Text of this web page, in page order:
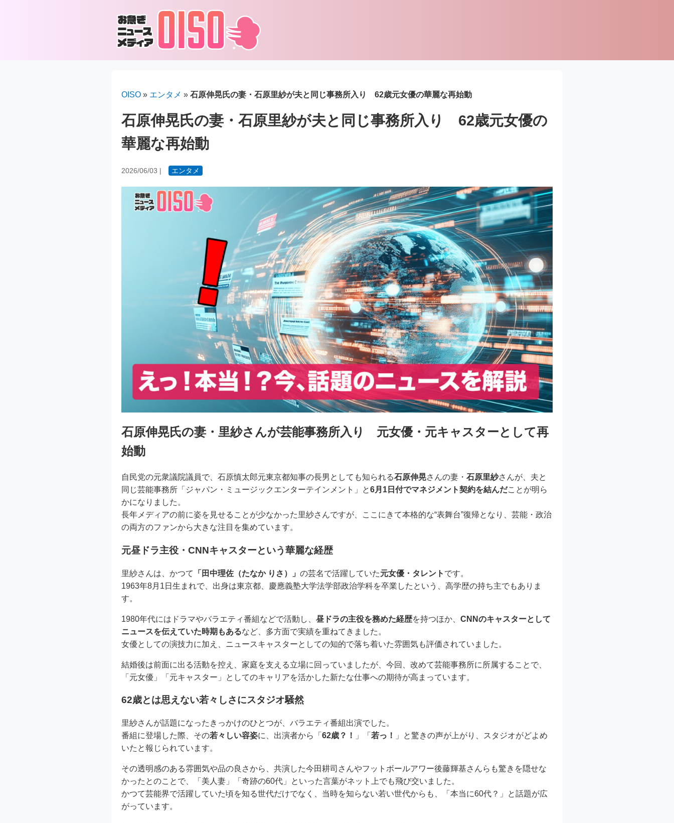
OISO » エンタメ » 石原伸晃氏の妻・石原里紗が夫と同じ事務所入り 62歳元女優の華麗な再始動
石原伸晃氏の妻・石原里紗が夫と同じ事務所入り 62歳元女優の
華麗な再始動
2026/06/03 | エンタメ
石原伸晃氏の妻・里紗さんが芸能事務所入り 元女優・元キャスターとして再
始動
自民党の元衆議院議員で、石原慎太郎元東京都知事の長男としても知られる石原伸晃さんの妻・ 石原里紗さんが、夫と
同じ芸能事務所「ジャパン・ミュージックエンターテインメント」と6月1日付でマネジメント契約を結んだことが明ら
かになりました。
長年メディアの前に姿を見せることが少なかった里紗さんですが、ここにきて本格的な“表舞台”復帰となり、芸能・政治
の両方のファンから大きな注目を集めています。
元昼ドラ主役・CNNキャスターという華麗な経歴
里紗さんは、かつて 「田中理佐（たなか りさ）」 の芸名で活躍していた元女優・タレント です。
1963年8月1日生まれで、出身は東京都、慶應義塾大学法学部政治学科を卒業したという、高学歴の持ち主でもありま
す。
1980年代にはドラマやバラエティ番組などで活動し、 昼ドラの主役を務めた経歴を持つほか、 CNNのキャスターとして
ニュースを伝えていた時期もあるなど、多方面で実績を重ねてきました。
女優としての演技力に加え、ニュースキャスターとしての知的で落ち着いた雰囲気も評価されていました。
結婚後は前面に出る活動を控え、家庭を支える立場に回っていましたが、今回、改めて芸能事務所に所属することで、
「元女優」「元キャスター」としてのキャリアを活かした新たな仕事への期待が高まっています。
62歳とは思えない若々しさにスタジオ騒然
里紗さんが話題になったきっかけのひとつが、バラエティ番組出演でした。
番組に登場した際、その若々しい容姿に、出演者から「 62歳？！ 」「 若っ！
」と驚きの声が上がり、スタジオがどよめ
いたと報じられています。
その透明感のある雰囲気や品の良さから、共演した今田耕司さんやフットボールアワー後藤輝基さんらも驚きを隠せな
かったとのことで、「美人妻」「奇跡の60代」といった言葉がネット上でも飛び交いました。
かつて芸能界で活躍していた頃を知る世代だけでなく、当時を知らない若い世代からも、「本当に60代？」と話題が広
がっています。